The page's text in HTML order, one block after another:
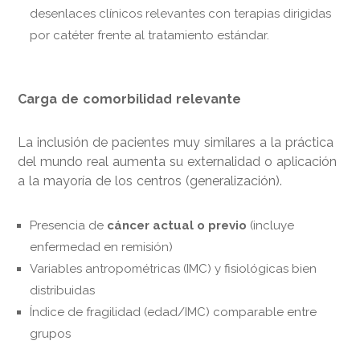
desenlaces clínicos relevantes con terapias dirigidas
por catéter frente al tratamiento estándar.
Carga de comorbilidad relevante
La inclusión de pacientes muy similares a la práctica
del mundo real aumenta su externalidad o aplicación
a la mayoría de los centros (generalización).
Presencia de cáncer actual o previo (incluye
enfermedad en remisión)
Variables antropométricas (IMC) y fisiológicas bien
distribuidas
Índice de fragilidad (edad/IMC) comparable entre
grupos